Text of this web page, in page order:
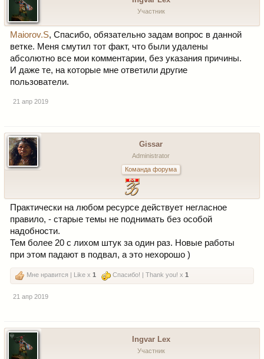
Участник
Maiorov.S, Спасибо, обязательно задам вопрос в данной
ветке. Меня смутил тот факт, что были удалены
абсолютно все мои комментарии, без указания причины.
И даже те, на которые мне ответили другие
пользователи.
21 апр 2019
Gissar
Administrator
Команда форума
Практически на любом ресурсе действует негласное
правило, - старые темы не поднимать без особой
надобности.
Тем более 20 с лихом штук за один раз. Новые работы
при этом падают в подвал, а это нехорошо )
Мне нравится | Like x 1 Спасибо! | Thank you! x 1
21 апр 2019
Ingvar Lex
Участник